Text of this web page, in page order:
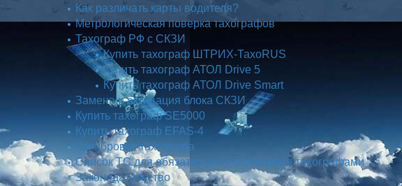
Как различать карты водителя?
Метрологическая поверка тахографов
Тахограф РФ с СКЗИ
Купить тахограф ШТРИХ-ТахоRUS
Купить тахограф АТОЛ Drive 5
Купить тахограф АТОЛ Drive Smart
Замена и активация блока СКЗИ
Купить тахограф SE5000
Купить тахограф EFAS-4
Калибровка тахографа
Список ТС для обязательного оснащения тахографами
Законодательство